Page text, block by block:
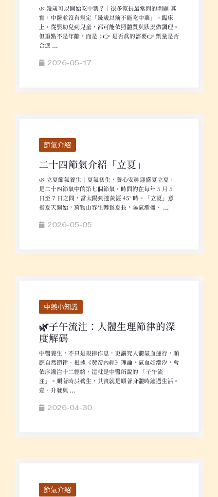
🌿 幾歲可以開始吃中藥？｜很多家長最常問的問題 其
實，中醫並沒有規定「幾歲以前不能吃中藥」。臨床
上，從嬰幼兒到兒童，都可能依照體質與狀況做調理。
但重點不是年齡，而是：👉 是否真的需要👉 劑量是否
合適 ...
2026-05-17
節氣介紹
二十四節氣介紹「立夏」
🌿 立夏節氣養生｜夏氣初生，養心安神迎盛夏立夏，
是二十四節氣中的第七個節氣，時間約在每年 5 月 5
日至 7 日之間，當太陽到達黃經 45° 時。「立夏」意
指夏天開始，萬物由春生轉為夏長，陽氣漸盛、 ...
2026-05-05
中藥小知識
🌿子午流注：人體生理節律的深
度解碼
中醫養生，不只是規律作息，更講究人體氣血運行，順
應自然節律。根據《黃帝內經》理論，氣血如潮汐，會
依序灌注十二經絡，這就是中醫所說的 「子午流
注」。順著時辰養生，其實就是順著身體時鐘過生活。
壹、升發與 ...
2026-04-30
節氣介紹